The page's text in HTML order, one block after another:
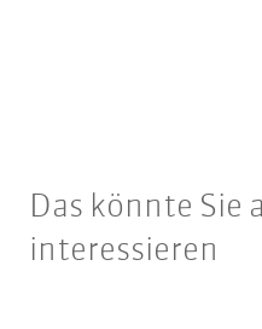
Das könnte Sie
interessieren